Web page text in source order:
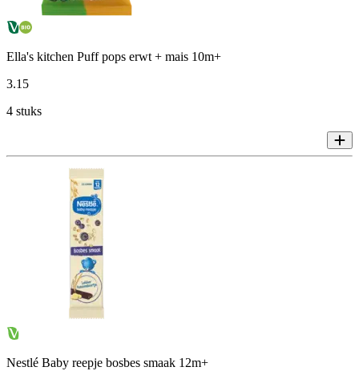
Ella's kitchen Puff pops erwt + mais 10m+
3.15
4 stuks
Nestlé Baby reepje bosbes smaak 12m+